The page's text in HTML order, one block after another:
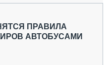
ПРАВИЛА
АВТОБУСАМИ